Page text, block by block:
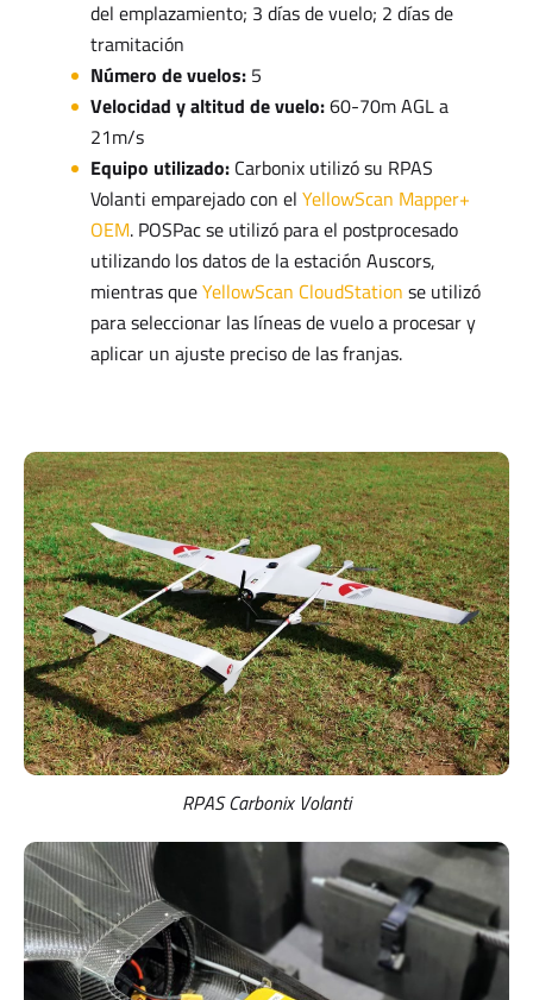
del emplazamiento; 3 días de vuelo; 2 días de
tramitación
Número de vuelos: 5
Velocidad y altitud de vuelo:60-70m AGL a
21m/s
Equipo utilizado: Carbonix utilizó su RPAS
Volanti emparejado con el YellowScan Mapper+
OEM. POSPac se utilizó para el postprocesado
utilizando los datos de la estación Auscors,
mientras queYellowScan CloudStation se utilizó
para seleccionar las líneas de vuelo a procesar y
aplicar un ajuste preciso de las franjas.
RPAS Carbonix Volanti